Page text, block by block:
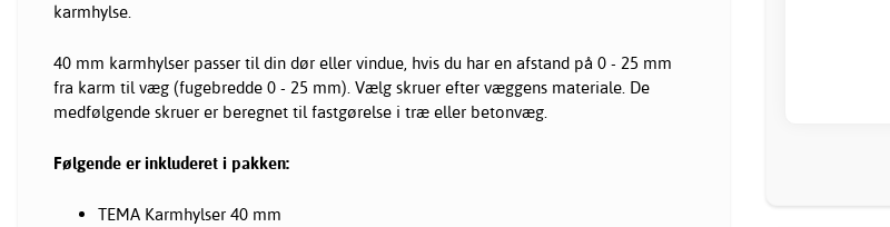
karmhylse.
40 mm karmhylser passer til din dør eller vindue, hvis du har en afstand på 0 - 25 mm
fra karm til væg (fugebredde 0 - 25 mm). Vælg skruer efter væggens materiale. De
medfølgende skruer er beregnet til fastgørelse i træ eller betonvæg.
Følgende er inkluderet i pakken:
TEMA Karmhylser 40 mm